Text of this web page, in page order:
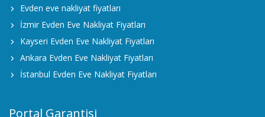
Evden eve nakliyat fiyatları
İzmir Evden Eve Nakliyat Fiyatları
Kayseri Evden Eve Nakliyat Fiyatları
Ankara Evden Eve Nakliyat Fiyatları
İstanbul Evden Eve Nakliyat Fiyatları
Portal Garantisi